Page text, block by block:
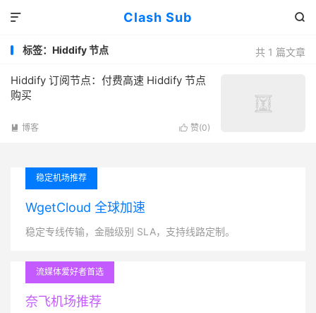
Clash Sub 

共 1 篇文章
标签：Hiddify 节点
Hiddify 订阅节点：付费高速 Hiddify 节点
购买
 赞(0)
 博客
稳定机场推荐
WgetCloud 全球加速
稳定专线传输，金融级别 SLA，支持线路定制。
流媒体爱好者首选
奈飞机场推荐